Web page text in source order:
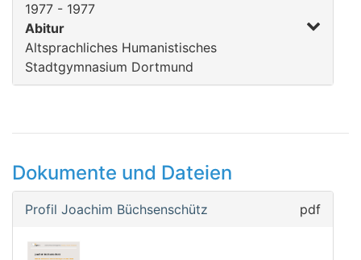
1977 - 1977
Abitur
Altsprachliches Humanistisches
Stadtgymnasium Dortmund
Dokumente und Dateien
Profil Joachim Büchsenschütz pdf